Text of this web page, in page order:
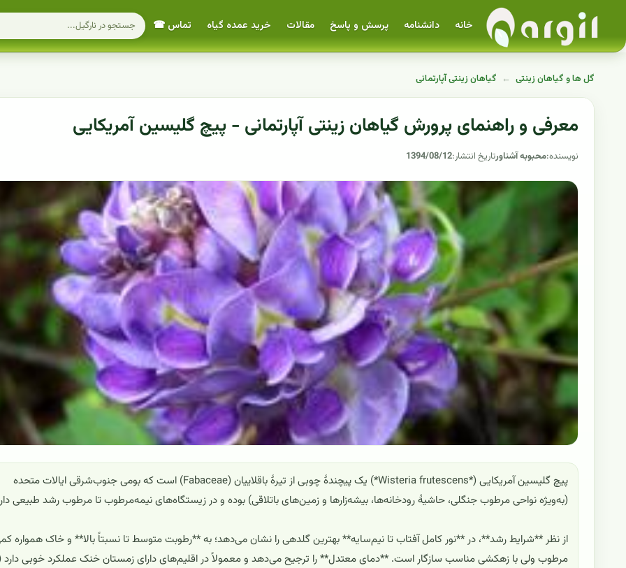
خانه دانشنامه پرسش و پاسخ مقالات خرید عمده گیاه تماس ☎
گل ها و گیاهان زینتی ← گیاهان زینتی آپارتمانی
معرفی و راهنمای پرورش گیاهان زینتی آپارتمانی - پیچ گلیسین آمریکایی
نویسنده:محبوبه آشناورتاریخ انتشار:1394/08/12
پیچ گلیسین آمریکایی (*Wisteria frutescens*) یک پیچندهٔ چوبی از تیرهٔ باقلاییان (Fabaceae) است که بومی جنوب‌شرقی ایالات متحده
(به‌ویژه نواحی مرطوب جنگلی، حاشیهٔ رودخانه‌ها، بیشه‌زارها و زمین‌های باتلاقی) بوده و در زیستگاه‌های نیمه‌مرطوب تا مرطوب رشد طبیعی
از نظر **شرایط رشد**، در **نور کامل آفتاب تا نیم‌سایه** بهترین گلدهی را نشان می‌دهد؛ به **رطوبت متوسط تا نسبتاً بالا** و خاک همواره
مرطوب ولی با زهکشی مناسب سازگار است. **دمای معتدل** را ترجیح می‌دهد و معمولاً در اقلیم‌های دارای زمستان خنک عملکرد خوبی دارد